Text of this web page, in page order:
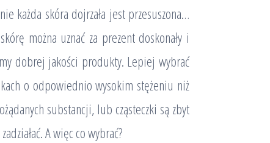
każda skóra dojrzała jest przesuszona…
można uznać za prezent doskonały i
dobrej jakości produkty. Lepiej wybrać
o odpowiednio wysokim stężeniu niż
substancji, lub cząsteczki są zbyt
A więc co wybrać?